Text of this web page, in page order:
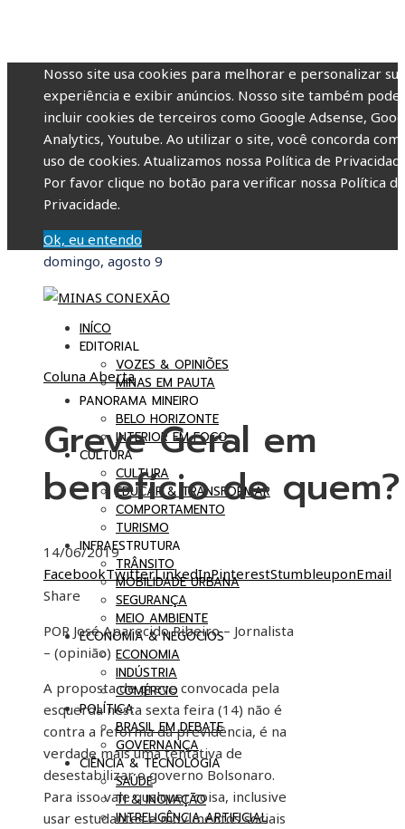
Nosso site usa cookies para melhorar e personalizar sua
experiência e exibir anúncios. Nosso site também pode
incluir cookies de terceiros como Google Adsense,
Analytics, Youtube. Ao utilizar o site, você concorda com
uso de cookies. Atualizamos nossa Política de
Por favor clique no botão para verificar nossa Política de
Privacidade.
Ok, eu entendo
domingo, agosto 9
INÍCO
EDITORIAL
VOZES & OPINIÕES
MINAS EM PAUTA
PANORAMA MINEIRO
BELO HORIZONTE
INTERIOR EM FOCO
CULTURA
CULTURA
EDUCAR & TRANSFORMAR
COMPORTAMENTO
TURISMO
INFRAESTRUTURA
TRÂNSITO
MOBILIDADE URBANA
SEGURANÇA
MEIO AMBIENTE
ECONOMIA & NEGÓCIOS
ECONOMIA
INDÚSTRIA
COMÉRCIO
POLÍTICA
BRASIL EM DEBATE
GOVERNANÇA
CIÊNCIA & TECNOLOGIA
SAÚDE
TI & INOVAÇÃO
INTRELIGÊNCIA ARTIFICIAL
Coluna Aberta
Greve Geral em
benefício de quem?
14/06/2019
FacebookTwitterLinkedInPinterestStumbleuponEmail
Share
POR José Aparecido Ribeiro – Jornalista
– (opinião)
A proposta de greve convocada pela
esquerda nesta sexta feira (14) não é
contra a reforma da previdência, é na
verdade mais uma tentativa de
desestabilizar o governo Bolsonaro.
Para isso vale qualquer coisa, inclusive
usar estudantes e movimentos sociais